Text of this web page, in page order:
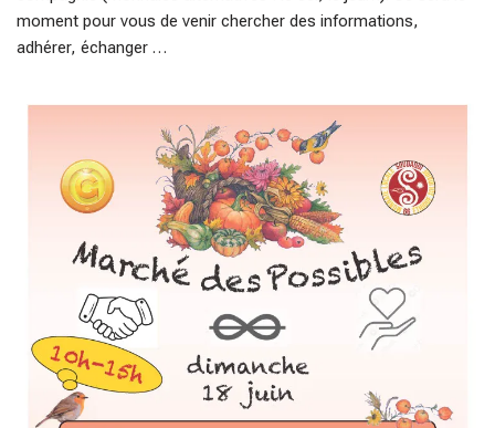
moment pour vous de venir chercher des informations,
adhérer, échanger …